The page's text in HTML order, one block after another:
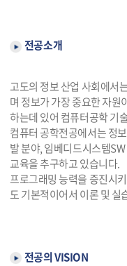
전공소개
고도의 정보 산업 사회에서
며 정보가 가장 중요한 자원
하는데 있어 컴퓨터공학 기
컴퓨터 공학전공에서는 정
발 분야, 임베디드시스템
교육을 추구하고 있습니다.
프로그래밍 능력을 증진시
도 기본적이어서 이론 및 실
전공의 VISION